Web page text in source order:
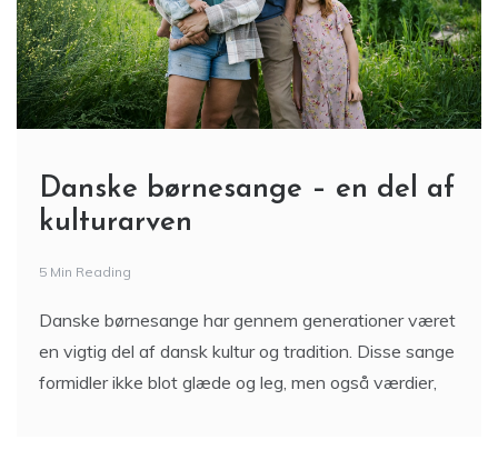
Danske børnesange – en del af
kulturarven
5 Min Reading
Danske børnesange har gennem generationer været
en vigtig del af dansk kultur og tradition. Disse sange
formidler ikke blot glæde og leg, men også værdier,